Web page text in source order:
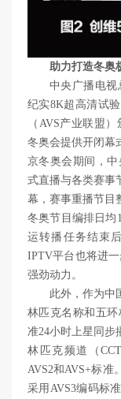
助力打造冬奥
中央广播电视
纪实8K超高清试
（AVS产业联盟
冬奥会提供开闭幕
京冬奥会期间，
式直播与各类赛事
幕，赛事重播节目
冬奥节目编排日均
运转播任务结束
IPTV平台也将进
强劲动力。
此外，作为中
林匹克名称和五
准24小时上星同步
林匹克频道（
AVS2和AVS+标准
采用AVS3编码标